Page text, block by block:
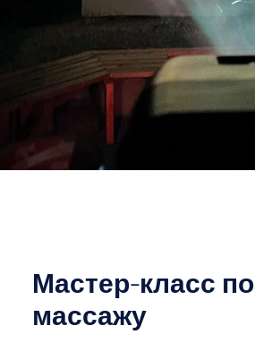
Мастер-класс по
массажу